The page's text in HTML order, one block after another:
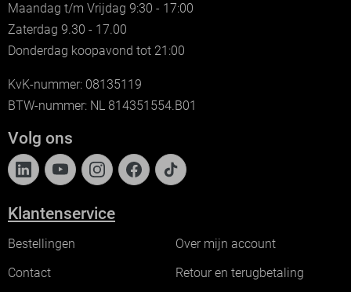
Maandag t/m Vrijdag 9:30 - 17:00
Zaterdag 9.30 - 17.00
Donderdag koopavond tot 21:00
KvK-nummer: 08135119
BTW-nummer: NL 814351554.B01
Volg ons
Klantenservice
Bestellingen
Over mijn account
Contact
Retour en terugbetaling